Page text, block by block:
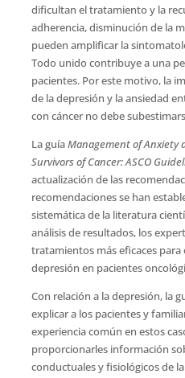
dificultan el tratamiento y la
adherencia, disminución de la
pueden amplificar la
Todo unido contribuye a una
pacientes. Por este motivo, la
de la depresión y la ansiedad
con cáncer no debe
La guíaManagement of Anxiety
Survivors of Cancer: ASCO
actualización de las
recomendaciones se han
sistemática de la literatura
análisis de resultados, los
tratamientos más eficaces para
depresión en pacientes
Con relación a la depresión, la
explicar a los pacientes y
experiencia común en estos
proporcionarles información
conductuales y fisiológicos de